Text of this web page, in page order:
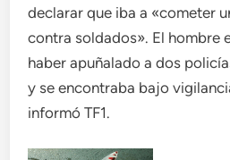
declarar que iba a «cometer
contra soldados». El hombre
haber apuñalado a dos
y se encontraba bajo
informó TF1.